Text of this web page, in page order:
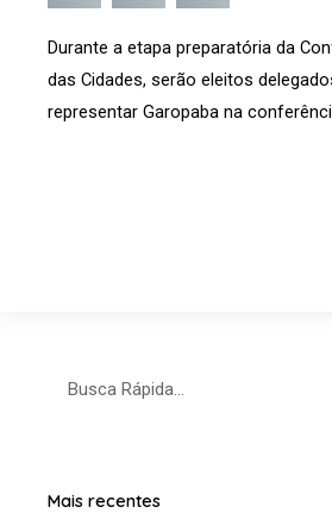
Durante a etapa preparatória da
das Cidades, serão eleitos
representar Garopaba na
Mais recentes